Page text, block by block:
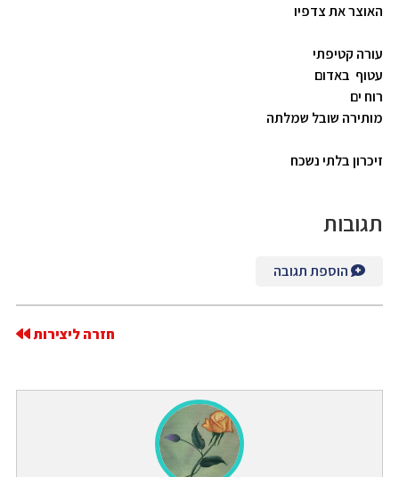
האוצר את צדפיו
עורה קטיפתי
עטוף באדום
רוח ים
מותירה שובל שמלתה
זיכרון בלתי נשכח
תגובות
הוספת תגובה
חזרה ליצירות